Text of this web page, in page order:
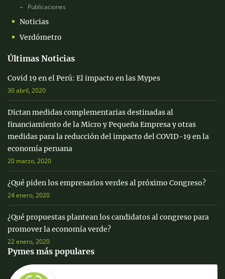
Publicaciones
Noticias
Verdómetro
Últimas Noticias
Covid 19 en el Perú: El impacto en las Mypes
30 abril, 2020
Dictan medidas complementarias destinadas al
financiamiento de la Micro y Pequeña Empresa y otras
medidas para la reducción del impacto del COVID-19 en la
economía peruana
20 marzo, 2020
¿Qué piden los empresarios verdes al próximo Congreso?
24 enero, 2020
¿Qué propuestas plantean los candidatos al congreso para
promover la economía verde?
22 enero, 2020
Pymes más populares